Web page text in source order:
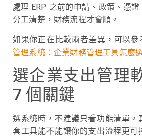
處理 ERP 之前的申請、政策、憑
分工清楚，財務流程才會順。
如果你正在比較兩者差異，可以參
管理系統：企業財務管理工具怎麼
選企業支出管理
7 個關鍵
選系統時，不建議只看功能清單。
套工具能不能讓你的支出流程更可